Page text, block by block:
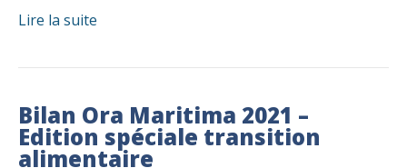
Lire la suite
Bilan Ora Maritima 2021 –
Edition spéciale transition
alimentaire